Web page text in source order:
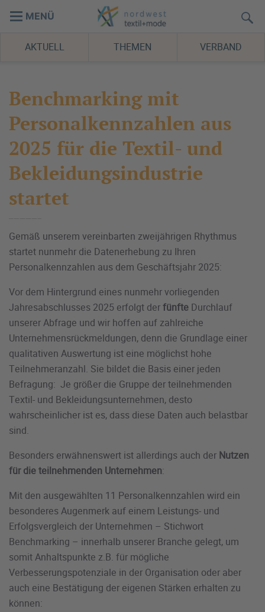
MENÜ
AKTUELL THEMEN VERBAND
Benchmarking mit
Personalkennzahlen aus
2025 für die Textil- und
Bekleidungsindustrie
startet
Gemäß unserem vereinbarten zweijährigen Rhythmus
startet nunmehr die Datenerhebung zu Ihren
Personalkennzahlen aus dem Geschäftsjahr 2025:
Vor dem Hintergrund eines nunmehr vorliegenden
Jahresabschlusses 2025 erfolgt derfünfte Durchlauf
unserer Abfrage und wir hoffen auf zahlreiche
Unternehmensrückmeldungen, denn die Grundlage einer
qualitativen Auswertung ist eine möglichst hohe
Teilnehmeranzahl. Sie bildet die Basis einer jeden
Befragung: Je größer die Gruppe der teilnehmenden
Textil- und Bekleidungsunternehmen, desto
wahrscheinlicher ist es, dass diese Daten auch belastbar
sind.
Besonders erwähnenswert ist allerdings auch der Nutzen
für die teilnehmenden Unternehmen:
Mit den ausgewählten 11 Personalkennzahlen wird ein
besonderes Augenmerk auf einem Leistungs- und
Erfolgsvergleich der Unternehmen – Stichwort
Benchmarking – innerhalb unserer Branche gelegt, um
somit Anhaltspunkte z.B. für mögliche
Verbesserungspotenziale in der Organisation oder aber
auch eine Bestätigung der eigenen Stärken erhalten zu
können: